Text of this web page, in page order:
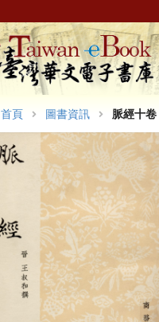
首頁 圖書資訊 脈經十卷